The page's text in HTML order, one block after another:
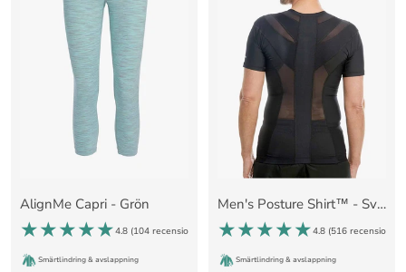
AlignMe Capri - Grön
4.8 (104 recensioner
Smärtlindring & avslappning
Men's Posture Shirt™ - Svart
4.8 (516 recensioner
Smärtlindring & avslappning